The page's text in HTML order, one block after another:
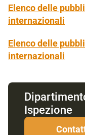
Elenco delle
internazionali
Elenco delle
internazionali
Ispezione